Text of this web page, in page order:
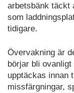
arbetsbänk täckt
som
tidigare.
Övervakning är
börjar bli
upptäckas innan
missfärgningar,